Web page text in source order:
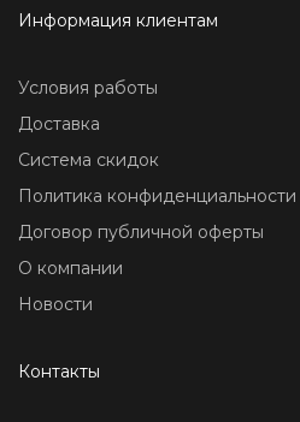
Информация клиентам
Условия работы
Доставка
Система скидок
Политика конфиденциальности
Договор публичной оферты
О компании
Новости
Контакты